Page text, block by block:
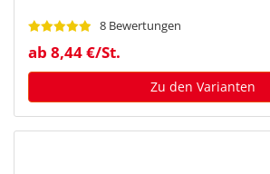
8 Bewertungen
ab 8,44 €/St.
Zu den Varianten